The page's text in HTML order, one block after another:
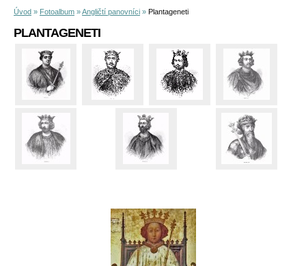
Úvod » Fotoalbum »Angličtí panovníci » Plantageneti
PLANTAGENETI